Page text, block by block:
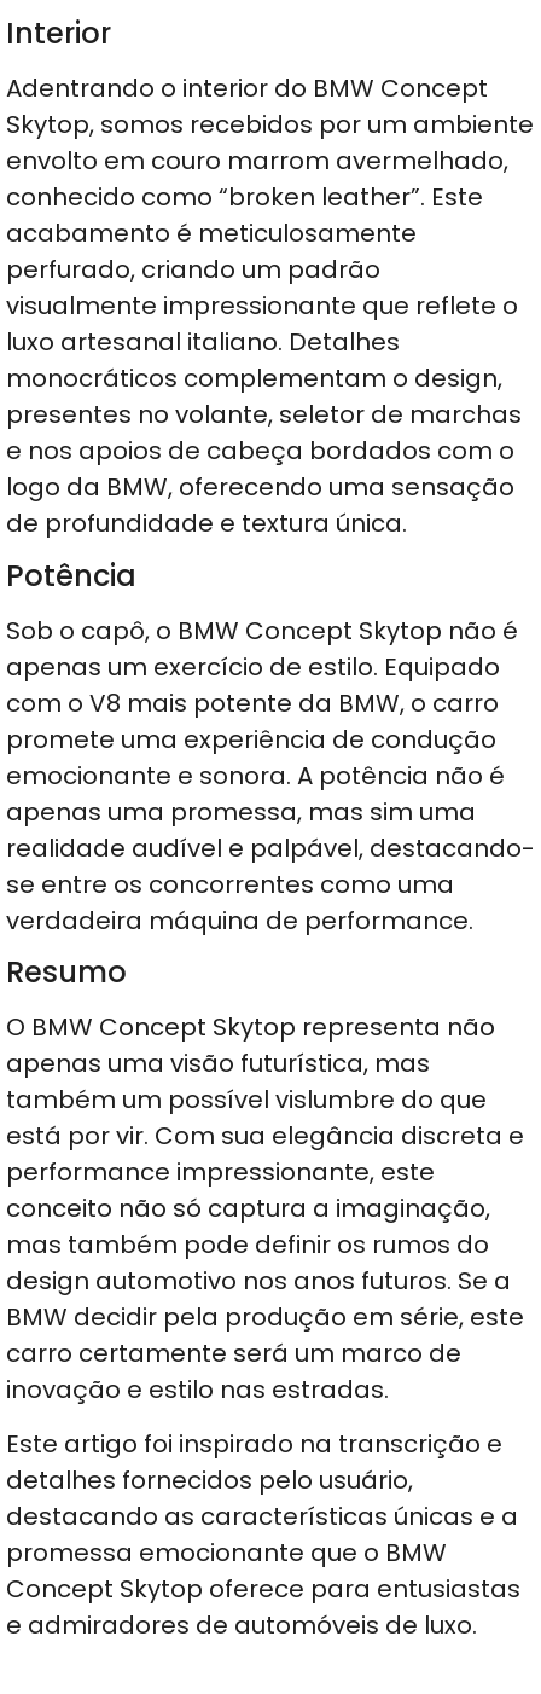
Interior
Adentrando o interior do BMW Concept
Skytop, somos recebidos por um ambiente
envolto em couro marrom avermelhado,
conhecido como “broken leather”. Este
acabamento é meticulosamente
perfurado, criando um padrão
visualmente impressionante que reflete o
luxo artesanal italiano. Detalhes
monocráticos complementam o design,
presentes no volante, seletor de marchas
e nos apoios de cabeça bordados com o
logo da BMW, oferecendo uma sensação
de profundidade e textura única.
Potência
Sob o capô, o BMW Concept Skytop não é
apenas um exercício de estilo. Equipado
com o V8 mais potente da BMW, o carro
promete uma experiência de condução
emocionante e sonora. A potência não é
apenas uma promessa, mas sim uma
realidade audível e palpável, destacando-
se entre os concorrentes como uma
verdadeira máquina de performance.
Resumo
O BMW Concept Skytop representa não
apenas uma visão futurística, mas
também um possível vislumbre do que
está por vir. Com sua elegância discreta e
performance impressionante, este
conceito não só captura a imaginação,
mas também pode definir os rumos do
design automotivo nos anos futuros. Se a
BMW decidir pela produção em série, este
carro certamente será um marco de
inovação e estilo nas estradas.
Este artigo foi inspirado na transcrição e
detalhes fornecidos pelo usuário,
destacando as características únicas e a
promessa emocionante que o BMW
Concept Skytop oferece para entusiastas
e admiradores de automóveis de luxo.